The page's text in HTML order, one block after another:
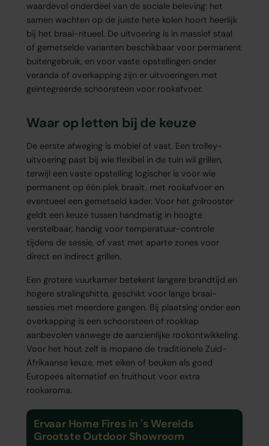
waardevol onderdeel van de sociale beleving: het
samen wachten op de juiste hete kolen hoort heerlijk
bij het braai-ritueel. De uitvoering is in massief staal
of gemetselde varianten beschikbaar voor permanent
buitengebruik, en voor vaste opstellingen onder
veranda of overkapping zijn er uitvoeringen met
geïntegreerde schoorsteen voor rookafvoer.
Waar op letten bij de keuze
De eerste afweging is mobiel of vast. Een trolley-
uitvoering past bij wie flexibel in de tuin wil grillen,
terwijl een vaste opstelling logischer is voor wie
permanent op één plek braait, met rookafvoer en
eventueel een gemetseld kader. Voor het grilrooster
geldt een keuze tussen handmatig in hoogte
verstelbaar, handig voor temperatuur-controle
tijdens de sessie, of vast met aparte zones voor
direct en indirect grillen.
Een grotere vuurkamer betekent langere brandtijd en
hogere stralingshitte, geschikt voor lange braai-
sessies met meerdere gangen. Bij plaatsing onder een
overkapping is een schoorsteen of rookkap
aanbevolen vanwege de aanzienlijke rookontwikkeling.
Voor het hout zelf is mopane de traditionele Zuid-
Afrikaanse keuze, met eiken of beuken als goed
Europees alternatief en fruithout voor extra
rookaroma.
Ervaar Home Fires in 's Werelds
Grootste Outdoor Showroom